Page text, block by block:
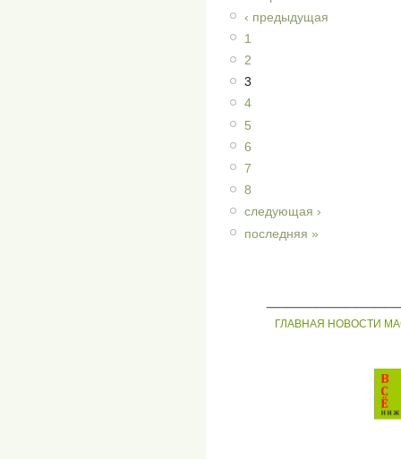
‹ предыдущая
1
2
3
4
5
6
7
8
следующая ›
последняя »
ГЛАВНАЯ НОВОСТИ